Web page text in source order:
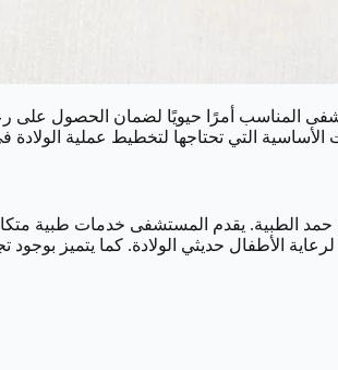
المناسب أمرًا حيويًا لضمان الحصول
التي تحتاجها لتخطيط عملية
يقدم المستشفى خدمات طبية متكاملة
الأطفال حديثي الولادة. كما يتميز